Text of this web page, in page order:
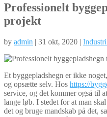
Professionelt
projekt
by admin | 31 okt, 2020 |
Et byggepladshegn er ikke
og opsætte selv. Hos https://
service, og det kommer også til
lange løb. I stedet for at man
det og bruge mandskab på det,